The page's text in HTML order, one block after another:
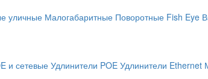
уличные Малогабаритные Поворотные Fish Eye
и сетевыеУдлинители POE Удлинители Ethernet